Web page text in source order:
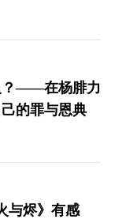
？——在杨腓力
的罪与恩典
与烬》有感